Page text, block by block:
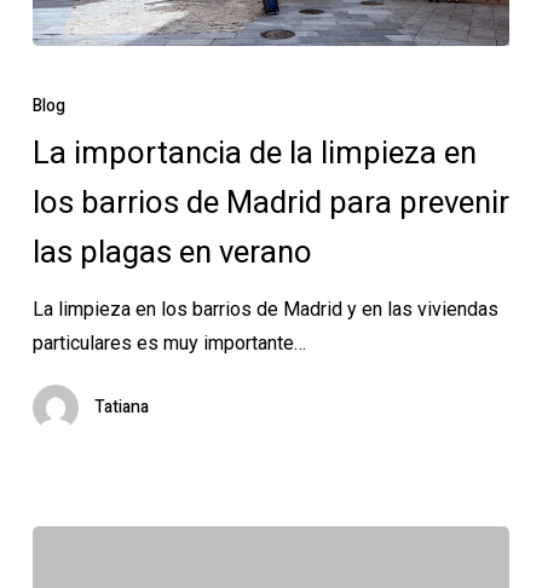
Blog
La importancia de la limpieza en
los barrios de Madrid para prevenir
las plagas en verano
La limpieza en los barrios de Madrid y en las viviendas
particulares es muy importante…
Tatiana